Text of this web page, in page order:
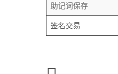
助记词保存
签名交易